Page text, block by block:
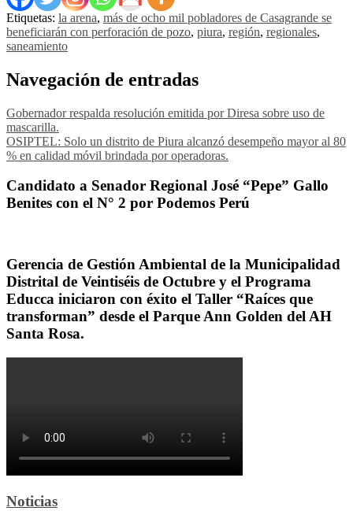
Etiquetas: la arena, más de ocho mil pobladores de Casagrande se
beneficiarán con perforación de pozo, piura, región, regionales,
saneamiento
Navegación de entradas
Gobernador respalda resolución emitida por Diresa sobre uso de
mascarilla.
OSIPTEL: Solo un distrito de Piura alcanzó desempeño mayor al 80
% en calidad móvil brindada por operadoras.
Candidato a Senador Regional José “Pepe” Gallo
Benites con el N° 2 por Podemos Perú
Gerencia de Gestión Ambiental de la Municipalidad
Distrital de Veintiséis de Octubre y el Programa
Educca iniciaron con éxito el Taller “Raíces que
transforman” desde el Parque Ann Golden del AH
Santa Rosa.
Noticias